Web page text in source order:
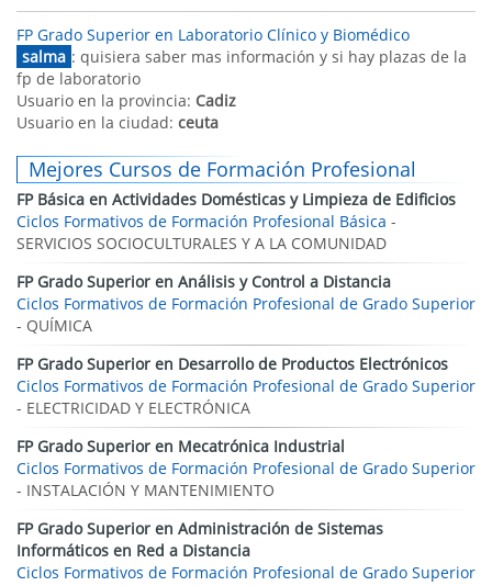
FP Grado Superior en Laboratorio Clínico y Biomédico
salma : quisiera saber mas información y si hay plazas de la
fp de laboratorio
Usuario en la provincia: Cadiz
Usuario en la ciudad: ceuta
Mejores Cursos de Formación Profesional
FP Básica en Actividades Domésticas y Limpieza de Edificios
Ciclos Formativos de Formación Profesional Básica -
SERVICIOS SOCIOCULTURALES Y A LA COMUNIDAD
FP Grado Superior en Análisis y Control a Distancia
Ciclos Formativos de Formación Profesional de Grado Superior
- QUÍMICA
FP Grado Superior en Desarrollo de Productos Electrónicos
Ciclos Formativos de Formación Profesional de Grado Superior
- ELECTRICIDAD Y ELECTRÓNICA
FP Grado Superior en Mecatrónica Industrial
Ciclos Formativos de Formación Profesional de Grado Superior
- INSTALACIÓN Y MANTENIMIENTO
FP Grado Superior en Administración de Sistemas
Informáticos en Red a Distancia
Ciclos Formativos de Formación Profesional de Grado Superior